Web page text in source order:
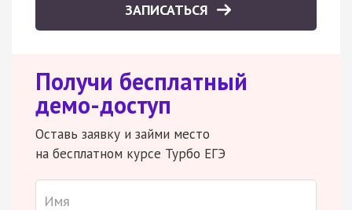
ЗАПИСАТЬСЯ
Получи бесплатный
демо-доступ
Оставь заявку и займи место
на бесплатном курсе Турбо ЕГЭ